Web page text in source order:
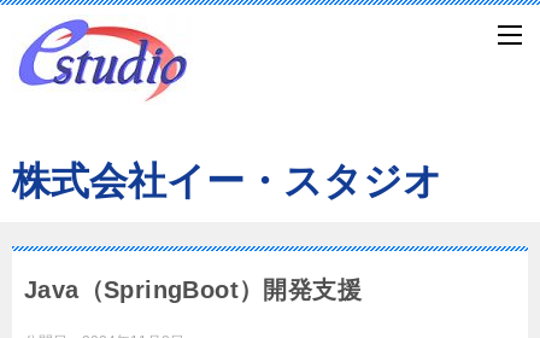
株式会社イー・スタジオ
Java（SpringBoot）開発支援